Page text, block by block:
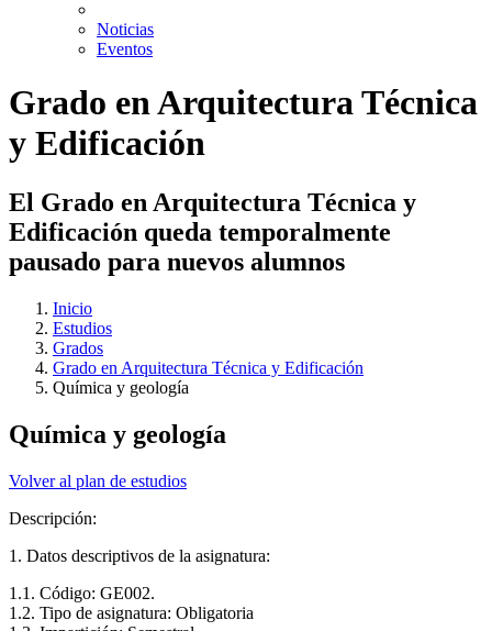
Noticias
Eventos
Grado en Arquitectura Técnica
y Edificación
El Grado en Arquitectura Técnica y
Edificación queda temporalmente
pausado para nuevos alumnos
Inicio
Estudios
Grados
Grado en Arquitectura Técnica y Edificación
Química y geología
Química y geología
Volver al plan de estudios
Descripción:
1. Datos descriptivos de la asignatura:
1.1. Código: GE002.
1.2. Tipo de asignatura: Obligatoria